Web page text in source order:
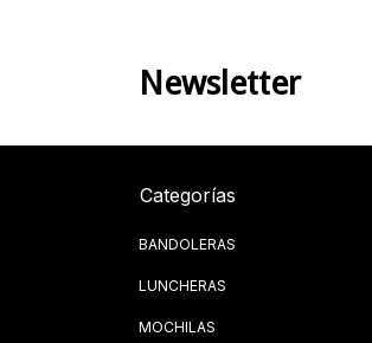
Newsletter
Categorías
BANDOLERAS
LUNCHERAS
MOCHILAS